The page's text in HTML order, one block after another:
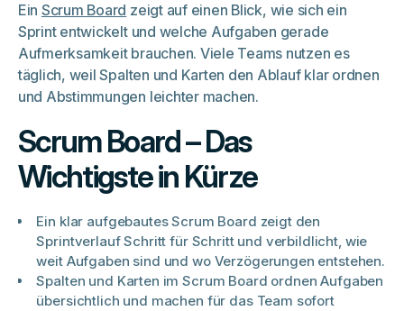
Ein Scrum Board zeigt auf einen Blick, wie sich ein
Sprint entwickelt und welche Aufgaben gerade
Aufmerksamkeit brauchen. Viele Teams nutzen es
täglich, weil Spalten und Karten den Ablauf klar ordnen
und Abstimmungen leichter machen.
Scrum Board – Das
Wichtigste in Kürze
Ein klar aufgebautes Scrum Board zeigt den
Sprintverlauf Schritt für Schritt und verbildlicht, wie
weit Aufgaben sind und wo Verzögerungen entstehen.
Spalten und Karten im Scrum Board ordnen Aufgaben
übersichtlich und machen für das Team sofort